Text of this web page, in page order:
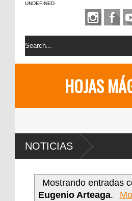
UNDEFINED
HOJAS
NOTICIAS
Mostrando entradas
Eugenio Arteaga.